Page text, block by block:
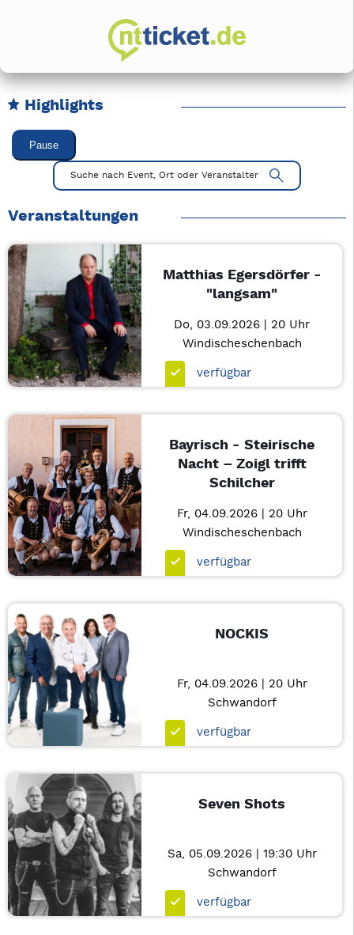
Highlights
Karussell Veranstaltungen überspringen
Pause
Mit Tab zu den Steuerelementen wechseln. Mit Pfeiltasten
Suche nach Event, Ort oder Veranstalter
Veranstaltungen
Matthias Egersdörfer -
"langsam"
Do, 03.09.2026 | 20 Uhr
Windischeschenbach
verfügbar
Bayrisch - Steirische
Nacht – Zoigl trifft
Schilcher
Fr, 04.09.2026 | 20 Uhr
Windischeschenbach
verfügbar
NOCKIS
Fr, 04.09.2026 | 20 Uhr
Schwandorf
verfügbar
Seven Shots
Sa, 05.09.2026 | 19:30 Uhr
Schwandorf
verfügbar